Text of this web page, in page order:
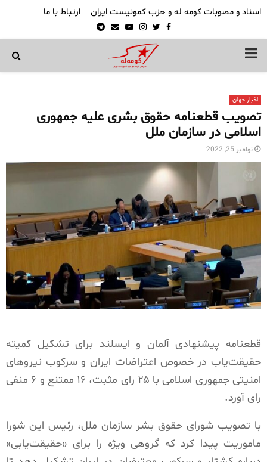
اسناد و مصوبات کومه له و حزب کمونیست ایران ارتباط با ما
Facebook
Twitter
Instagram
Youtube
Email
Telegram
PRIMARY
اخبار جهان
تصویب قطعنامه حقوق بشری علیه جمهوری
اسلامی در سازمان ملل
نوامبر 25, 2022
قطعنامه پیشنهادی آلمان و ایسلند برای تشکیل کمیته
حقیقت‌یاب در خصوص اعتراضات ایران و سرکوب نیروهای
امنیتی جمهوری اسلامی با ۲۵ رای مثبت، ۱۶ ممتنع و ۶ منفی
رای آورد.
با تصویب شورای حقوق بشر سازمان ملل، رئیس این شورا
ماموریت پیدا کرد که گروهی ویژه را برای «حقیقت‌یابی»